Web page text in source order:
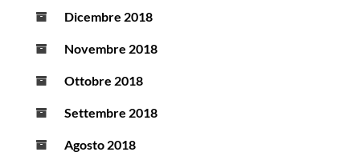
Dicembre 2018
Novembre 2018
Ottobre 2018
Settembre 2018
Agosto 2018